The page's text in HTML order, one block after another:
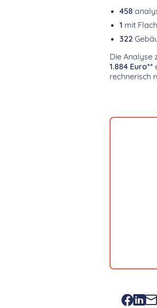
458
1 mit
322
Die Analyse
1.884 Euro**
rechnerisch